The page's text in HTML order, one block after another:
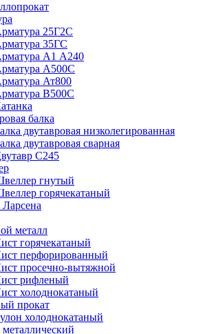
25Г2С
35ГС
А1 А240
А500С
Ат800
В500С
балка
двутавровая низколегированная
двутавровая сварная
С245
гнутый
горячекатаный
металл
горячекатаный
перфорированный
просечно-вытяжной
рифленый
холоднокатаный
прокат
холоднокатаный